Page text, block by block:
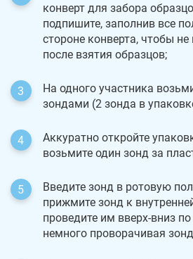
конверт для забора
подпишите, заполнив все
стороне конверта, чтобы
после взятия образцов;
На одного участника
зондами (2 зонда в
Аккуратно откройте
возьмите один зонд за
Введите зонд в ротовую
прижмите зонд к
проведите им вверх-вниз
немного проворачивая